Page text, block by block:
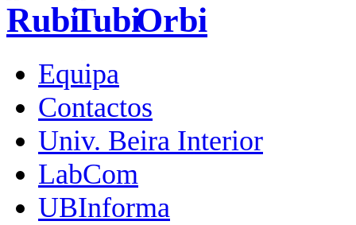
Equipa
Contactos
Univ. Beira Interior
LabCom
UBInforma